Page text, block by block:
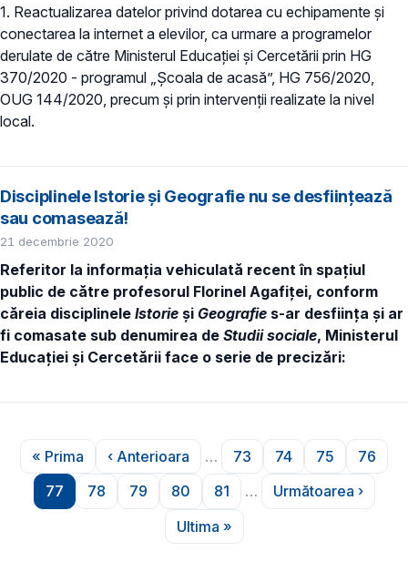
1. Reactualizarea datelor privind dotarea cu echipamente și
conectarea la internet a elevilor, ca urmare a programelor
derulate de către Ministerul Educației și Cercetării prin HG
370/2020 - programul „Școala de acasă”, HG 756/2020,
OUG 144/2020, precum și prin intervenții realizate la nivel
local.
Disciplinele Istorie și Geografie nu se desființează
sau comasează!
21 decembrie 2020
Referitor la informația vehiculată recent în spațiul
public de către profesorul Florinel Agafiţei, conform
căreia disciplinele Istorie și Geografie s-ar desființa și ar
fi comasate sub denumirea de Studii sociale, Ministerul
Educației și Cercetării face o serie de precizări:
Paginare
Prima pagină
« Prima
Pagina anterioară
‹ Anterioara …
Pagina
73
Pagina
74
Pagina
75 76
Pagina
77
Pagina
78
Pagina
79
Pagina
80
Pagina
81 …
Pagina
Următoarea ›
Ultima pagină
Ultima »